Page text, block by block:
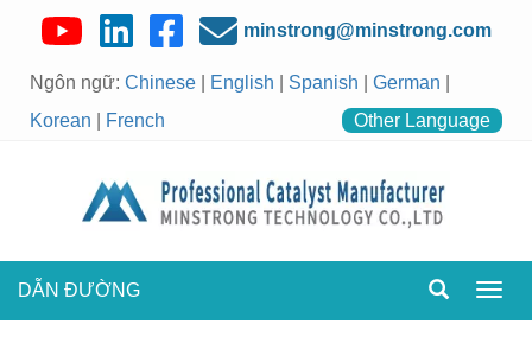
minstrong@minstrong.com
Ngôn ngữ: Chinese English Spanish German
Korean
French Other Language
DẪN ĐƯỜNG